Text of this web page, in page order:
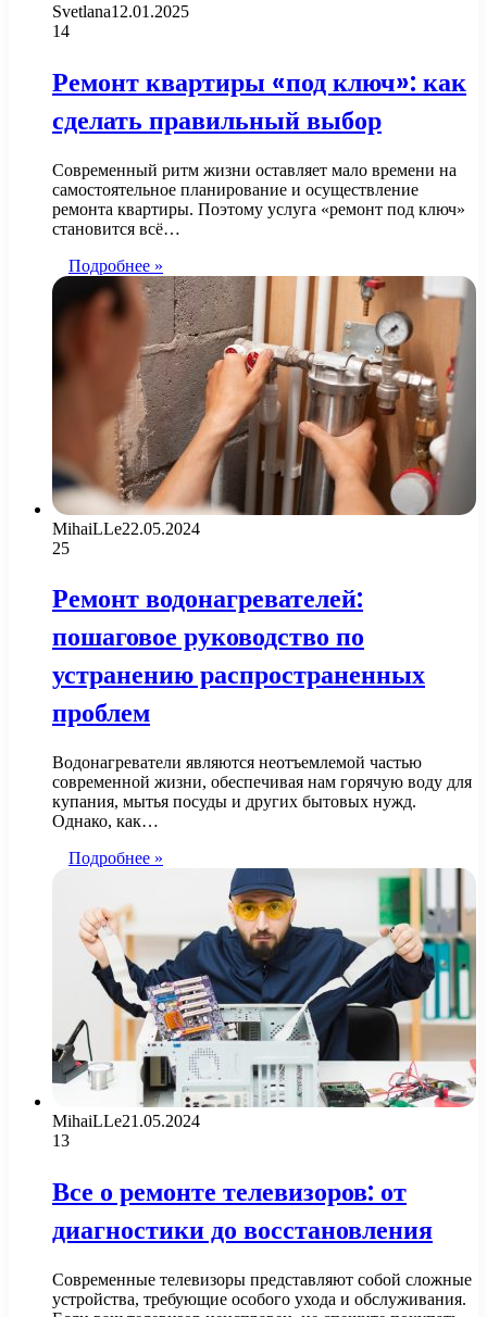
Svetlana12.01.2025
14
Ремонт квартиры «под ключ»: как
сделать правильный выбор
Современный ритм жизни оставляет мало времени на
самостоятельное планирование и осуществление
ремонта квартиры. Поэтому услуга «ремонт под ключ»
становится всё…
Подробнее »
MihaiLLe22.05.2024
25
Ремонт водонагревателей:
пошаговое руководство по
устранению распространенных
проблем
Водонагреватели являются неотъемлемой частью
современной жизни, обеспечивая нам горячую воду для
купания, мытья посуды и других бытовых нужд.
Однако, как…
Подробнее »
MihaiLLe21.05.2024
13
Все о ремонте телевизоров: от
диагностики до восстановления
Современные телевизоры представляют собой сложные
устройства, требующие особого ухода и обслуживания.